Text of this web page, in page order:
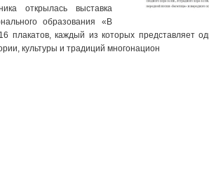
открылась выставка
образования «В
каждый из которых представляет
культуры и традиций многонацион